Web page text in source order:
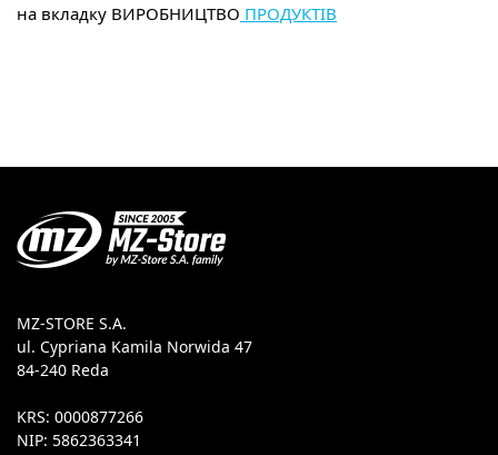
на вкладку ВИРОБНИЦТВО ПРОДУКТІВ
MZ-STORE S.A.
ul. Cypriana Kamila Norwida 47
84-240 Reda
KRS: 0000877266
NIP: 5862363341